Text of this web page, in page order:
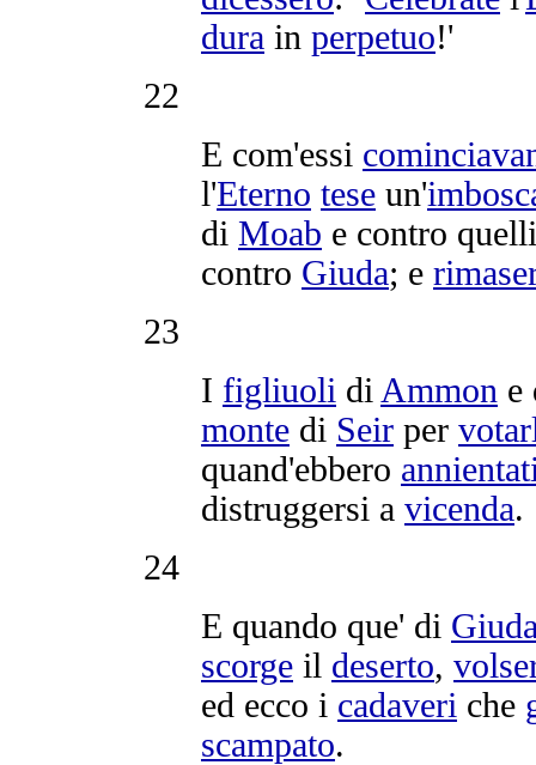
dura in perpetuo!'
22
E com'essi
l'Eterno tese un'
di Moab e contro
contro Giuda; e
23
I figliuoli di Ammon
monte di Seir per
quand'ebbero
distruggersi a vicenda.
24
E quando que' di
scorge il deserto,
ed ecco i cadaveri che
scampato.